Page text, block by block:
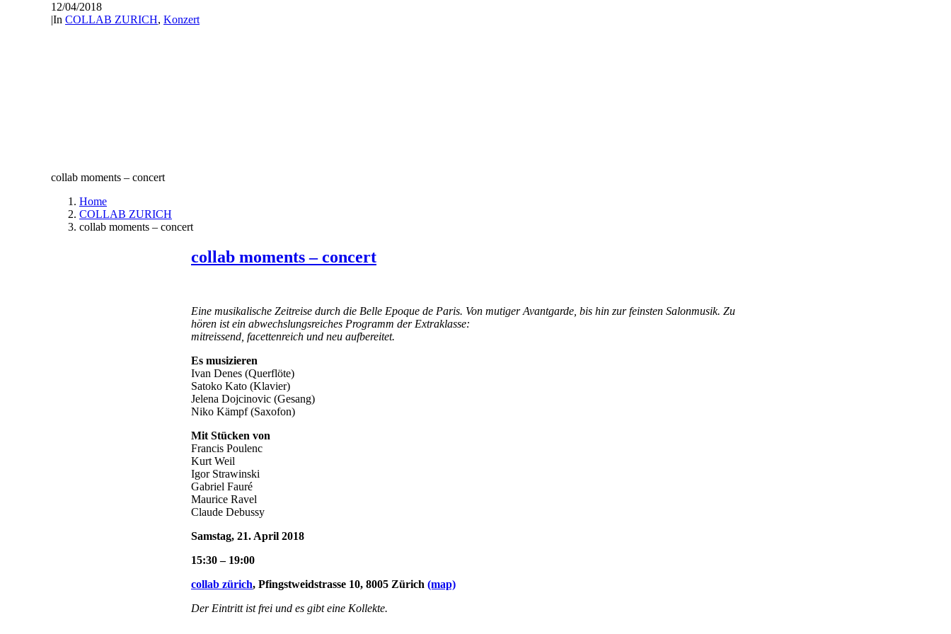
12/04/2018
|In COLLAB ZURICH, Konzert
collab moments – concert
Home
COLLAB ZURICH
collab moments – concert
collab moments – concert
Eine musikalische Zeitreise durch die Belle Epoque de Paris. Von mutiger Avantgarde, bis hin zur feinsten Salonmusik. Zu
hören ist ein abwechslungsreiches Programm der Extraklasse:
mitreissend, facettenreich und neu aufbereitet.
Es musizieren
Ivan Denes (Querflöte)
Satoko Kato (Klavier)
Jelena Dojcinovic (Gesang)
Niko Kämpf (Saxofon)
Mit Stücken von
Francis Poulenc
Kurt Weil
Igor Strawinski
Gabriel Fauré
Maurice Ravel
Claude Debussy
Samstag, 21. April 2018
15:30– 19:00
collab zürich, Pfingstweidstrasse 10, 8005 Zürich (map)
Der Eintritt ist frei und es gibt eine Kollekte.